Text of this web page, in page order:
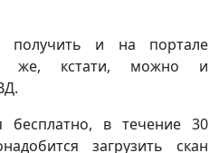
получить и на портале
же, кстати, можно и
бесплатно, в течение 30
загрузить скан